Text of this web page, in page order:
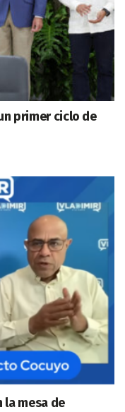
primer ciclo de
la mesa de